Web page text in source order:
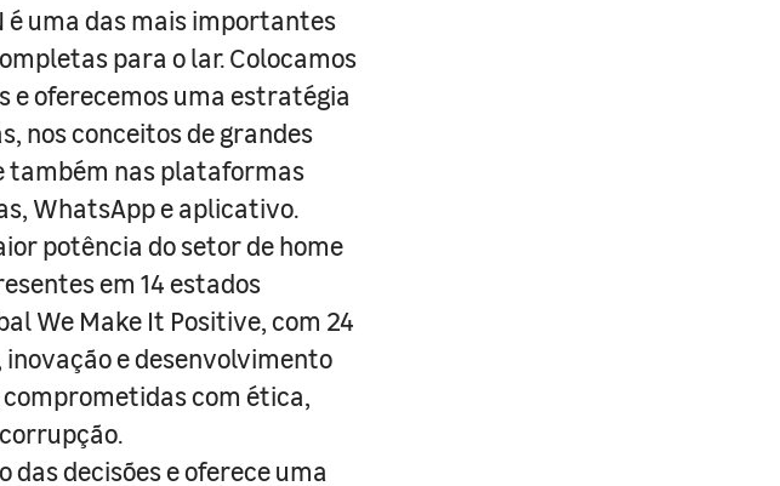
é uma das mais importantes
para o lar. Colocamos
e oferecemos uma estratégia
nos conceitos de grandes
também nas plataformas
WhatsApp e aplicativo.
potência do setor de home
em 14 estados
We Make It Positive, com 24
e desenvolvimento
comprometidas com ética,
decisões e oferece uma